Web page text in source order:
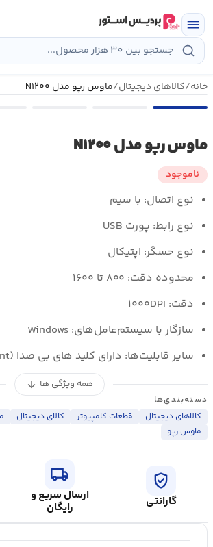
به
محتوا
menu
خانه/کالاهای دیجیتال/ماوس رپو مدل N۱۲۰۰
ماوس رپو مدل N۱۲۰۰
ناموجود
نوع اتصال: با سیم
نوع رابط: پورت USB
نوع حسگر: اپتیکال
محدوده دقت: ۸۰۰ تا ۱۶۰۰
دقت: ۱۰۰۰DPI
سازگار با سیستم‌عامل‌های: Windows
سایر قابلیت‌ها: دارای کلید های بی صدا (Silent)
همه ویژگی ها arrow_downward
دسته‌بندی‌ها
کالاهای دیجیتال
قطعات کامپیوتر کالای ديجيتال
ماوس رپو
verified_user
گارانتی
local_shipping
ارسال سریع و
رایگان